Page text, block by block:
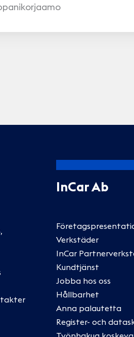
InCar Ab
Verkstäder
InCar
Kundtjänst
Jobba hos oss
Hållbarhet
Anna palautetta
Register- och